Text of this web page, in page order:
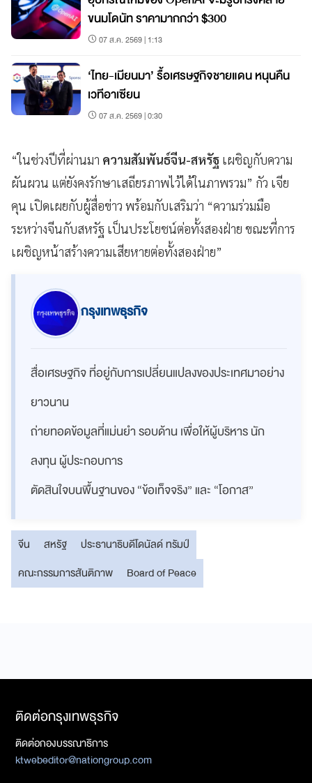
ขนมโดนัท ราคามากกว่า $300
07 ส.ค. 2569 | 1:13
‘ไทย-เมียนมา’ รื้อเศรษฐกิจชายแดน หนุนคืน
เวทีอาเซียน
07 ส.ค. 2569 | 0:30
“ในช่วงปีที่ผ่านมา ความสัมพันธ์จีน-สหรัฐ เผชิญกับความ
ผันผวน แต่ยังคงรักษาเสถียรภาพไว้ได้ในภาพรวม” กัว เจีย
คุน เปิดเผยกับผู้สื่อข่าว พร้อมกับเสริมว่า “ความร่วมมือ
ระหว่างจีนกับสหรัฐ เป็นประโยชน์ต่อทั้งสองฝ่าย ขณะที่การ
เผชิญหน้าสร้างความเสียหายต่อทั้งสองฝ่าย”
กรุงเทพธุรกิจ
สื่อเศรษฐกิจ ที่อยู่กับการเปลี่ยนแปลงของประเทศมาอย่าง
ยาวนาน
ถ่ายทอดข้อมูลที่แม่นยำ รอบด้าน เพื่อให้ผู้บริหาร นัก
ลงทุน ผู้ประกอบการ
ตัดสินใจบนพื้นฐานของ “ข้อเท็จจริง” และ “โอกาส”
จีน สหรัฐ
ประธานาธิบดีโดนัลด์ ทรัมป์
คณะกรรมการสันติภาพ
Board of Peace
ติดต่อกรุงเทพธุรกิจ
ติดต่อกองบรรณาธิการ
ktwebeditor@nationgroup.com